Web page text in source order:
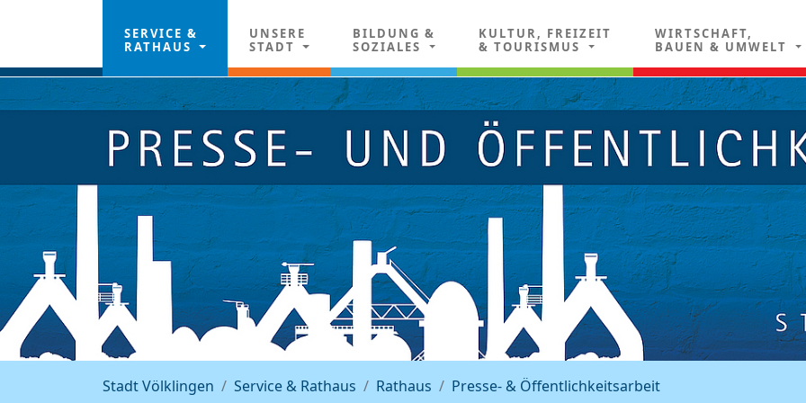
SERVICE &
RATHAUS
UNSERE
STADT
BILDUNG &
SOZIALES
KULTUR, FREIZEIT
& TOURISMUS
WIRTSCHAFT,
BAUEN & UMWELT
Stadt Völklingen Service & Rathaus Rathaus Presse- & Öffentlichkeitsarbeit